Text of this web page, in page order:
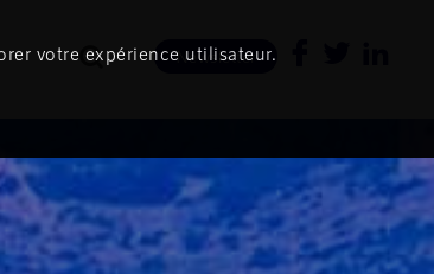
Newsletter
votre expérience utilisateur.